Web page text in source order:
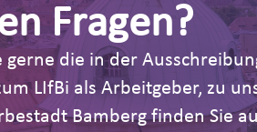
Fragen?
gerne die in der
LIfBi als Arbeitgeber, zu
Bamberg finden Sie